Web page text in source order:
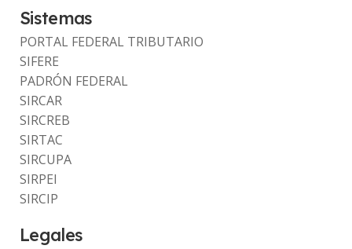
Sistemas
PORTAL FEDERAL TRIBUTARIO
SIFERE
PADRÓN FEDERAL
SIRCAR
SIRCREB
SIRTAC
SIRCUPA
SIRPEI
SIRCIP
Legales